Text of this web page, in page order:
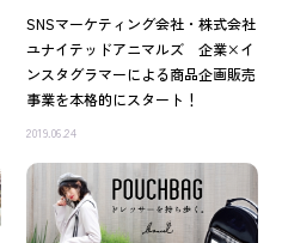
SNSマーケティング会社・株式会社
ユナイテッドアニマルズ 企業×イ
ンスタグラマーによる商品企画販売
事業を本格的にスタート！
2019.06.24